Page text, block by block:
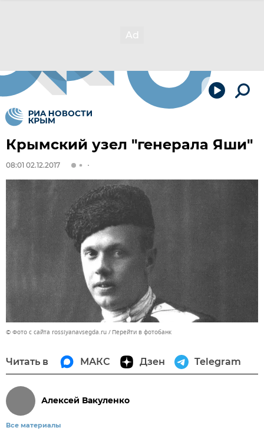
Крымский узел "генерала Яши"
08:01 02.12.2017
© Фото с сайта rossiyanavsegda.ru Перейти в фотобанк
Читать в МАКС Дзен Telegram
Алексей Вакуленко
Все материалы